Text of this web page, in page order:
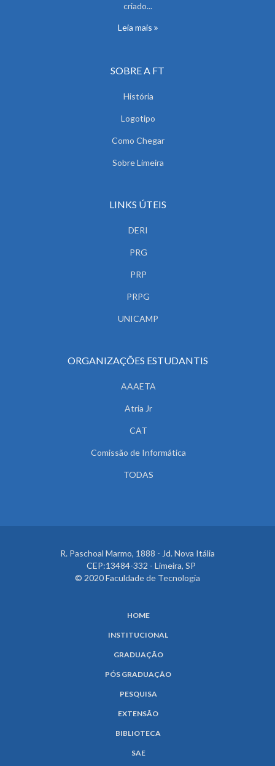
criado...
Leia mais
SOBRE A FT
História
Logotipo
Como Chegar
Sobre Limeira
LINKS ÚTEIS
DERI
PRG
PRP
PRPG
UNICAMP
ORGANIZAÇÕES ESTUDANTIS
AAAETA
Atria Jr
CAT
Comissão de Informática
TODAS
R. Paschoal Marmo, 1888 - Jd. Nova Itália
CEP:13484-332 - Limeira, SP
© 2020 Faculdade de Tecnologia
HOME
INSTITUCIONAL
GRADUAÇÃO
PÓS GRADUAÇÃO
PESQUISA
EXTENSÃO
BIBLIOTECA
SAE